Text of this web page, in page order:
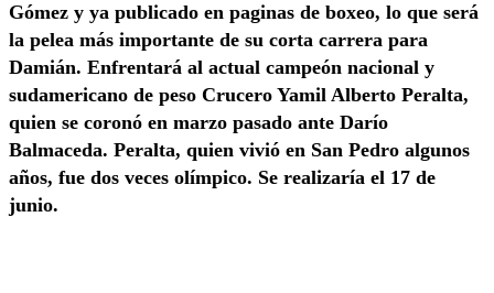
Gómez y ya publicado en paginas de boxeo, lo que será
la pelea más importante de su corta carrera para
Damián. Enfrentará al actual campeón nacional y
sudamericano de peso Crucero Yamil Alberto Peralta,
quien se coronó en marzo pasado ante Darío
Balmaceda. Peralta, quien vivió en San Pedro algunos
años, fue dos veces olímpico. Se realizaría el 17 de
junio.